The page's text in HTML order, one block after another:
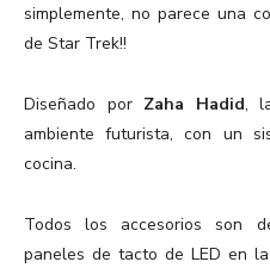
simplemente, no parece una
de Star Trek!!
Diseñado por Zaha Hadid,
ambiente futurista, con un
cocina.
Todos los accesorios son
paneles de tacto de LED en